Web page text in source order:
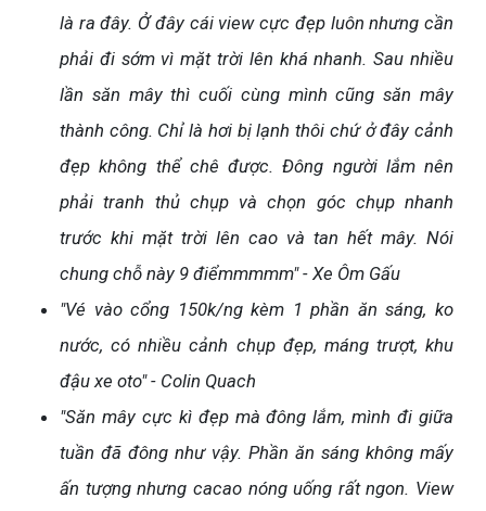
là ra đây. Ở đây cái view cực đẹp luôn nhưng cần
phải đi sớm vì mặt trời lên khá nhanh. Sau nhiều
lần săn mây thì cuối cùng mình cũng săn mây
thành công. Chỉ là hơi bị lạnh thôi chứ ở đây cảnh
đẹp không thể chê được. Đông người lắm nên
phải tranh thủ chụp và chọn góc chụp nhanh
trước khi mặt trời lên cao và tan hết mây. Nói
chung chỗ này 9 điểmmmmm" - Xe Ôm Gấu
"Vé vào cổng 150k/ng kèm 1 phần ăn sáng, ko
nước, có nhiều cảnh chụp đẹp, máng trượt, khu
đậu xe oto" - Colin Quach
"Săn mây cực kì đẹp mà đông lắm, mình đi giữa
tuần đã đông như vậy. Phần ăn sáng không mấy
ấn tượng nhưng cacao nóng uống rất ngon. View